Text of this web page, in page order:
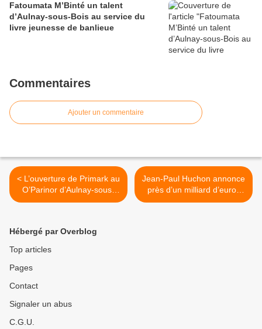
Fatoumata M’Binté un talent
d’Aulnay-sous-Bois au service du
livre jeunesse de banlieue
Commentaires
Ajouter un commentaire
< L’ouverture de Primark au
O’Parinor d’Aulnay-sous-
Bois se confirme entre mars
Jean-Paul Huchon annonce
près d’un milliard d’euros
d’investissement en 2014
Hébergé par Overblog
Top articles
Pages
Contact
Signaler un abus
C.G.U.